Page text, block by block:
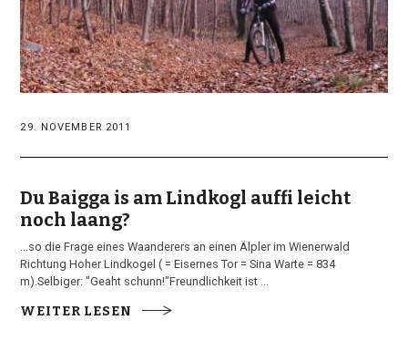
29. NOVEMBER 2011
Du Baigga is am Lindkogl auffi leicht
noch laang?
...so die Frage eines Waanderers an einen Älpler im Wienerwald
Richtung Hoher Lindkogel ( = Eisernes Tor = Sina Warte = 834
m).Selbiger: "Geaht schunn!"Freundlichkeit ist ...
WEITER LESEN